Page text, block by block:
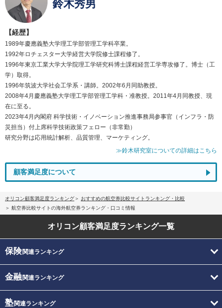
鈴木秀男
【経歴】
1989年慶應義塾大学理工学部管理工学科卒業。
1992年ロチェスター大学経営大学院修士課程修了。
1996年東京工業大学大学院理工学研究科博士課程経営工学専攻修了。博士（工
学）取得。
1996年筑波大学社会工学系・講師。2002年6月同助教授。
2008年4月慶應義塾大学理工学部管理工学科・准教授。2011年4月同教授、現
在に至る。
2023年4月内閣府 科学技術・イノベーション推進事務局参事官（インフラ・防
災担当）付上席科学技術政策フェロー（非常勤）
研究分野は応用統計解析、品質管理、マーケティング。
≫鈴木研究室についての詳細はこちら
顧客満足度について
オリコン顧客満足度ランキング
おすすめの航空券比較サイトランキング・比較
航空券比較サイトの海外航空券ランキング・口コミ情報
オリコン顧客満足度ランキング一覧
保険関連ランキング
金融関連ランキング
塾関連ランキング